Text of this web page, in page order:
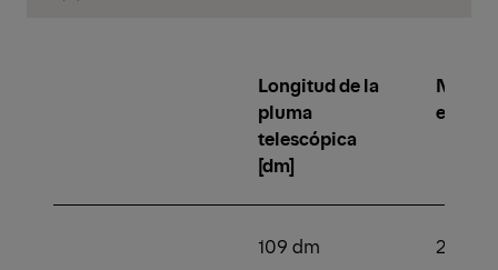
Longitud de la
pluma
telescópica
[dm]
109 dm 2